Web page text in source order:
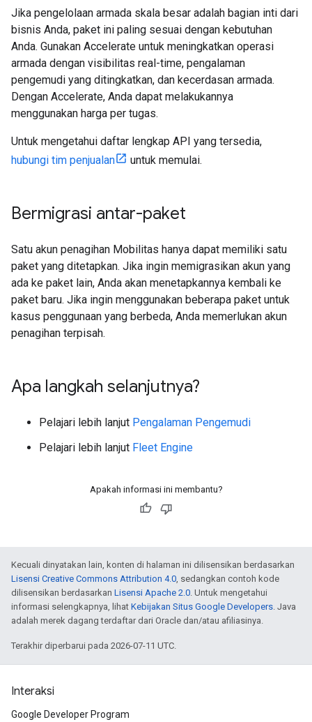
Jika pengelolaan armada skala besar adalah bagian inti dari
bisnis Anda, paket ini paling sesuai dengan kebutuhan
Anda. Gunakan Accelerate untuk meningkatkan operasi
armada dengan visibilitas real-time, pengalaman
pengemudi yang ditingkatkan, dan kecerdasan armada.
Dengan Accelerate, Anda dapat melakukannya
menggunakan harga per tugas.
Untuk mengetahui daftar lengkap API yang tersedia,
hubungi tim penjualan
untuk memulai.
Bermigrasi antar-paket
Satu akun penagihan Mobilitas hanya dapat memiliki satu
paket yang ditetapkan. Jika ingin memigrasikan akun yang
ada ke paket lain, Anda akan menetapkannya kembali ke
paket baru. Jika ingin menggunakan beberapa paket untuk
kasus penggunaan yang berbeda, Anda memerlukan akun
penagihan terpisah.
Apa langkah selanjutnya?
Pelajari lebih lanjut Pengalaman Pengemudi
Pelajari lebih lanjut Fleet Engine
Apakah informasi ini membantu?
Kecuali dinyatakan lain, konten di halaman ini dilisensikan berdasarkan
Lisensi Creative Commons Attribution 4.0 , sedangkan contoh kode
dilisensikan berdasarkan Lisensi Apache 2.0 . Untuk mengetahui
informasi selengkapnya, lihat Kebijakan Situs Google Developers . Java
adalah merek dagang terdaftar dari Oracle dan/atau afiliasinya.
Terakhir diperbarui pada 2026-07-11 UTC.
Interaksi
Google Developer Program